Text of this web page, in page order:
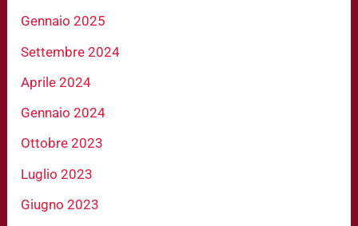
Gennaio 2025
Settembre 2024
Aprile 2024
Gennaio 2024
Ottobre 2023
Luglio 2023
Giugno 2023